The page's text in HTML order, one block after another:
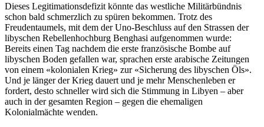
Dieses Legitimationsdefizit könnte das westliche Militärbündnis
schon bald schmerzlich zu spüren bekommen. Trotz des
Freudentaumels, mit dem der Uno-Beschluss auf den Strassen der
libyschen Rebellenhochburg Benghasi aufgenommen wurde:
Bereits einen Tag nachdem die erste französische Bombe auf
libyschen Boden gefallen war, sprachen erste arabische Zeitungen
von einem «kolonialen Krieg» zur «Sicherung des libyschen Öls».
Und je länger der Krieg dauert und je mehr Menschenleben er
fordert, desto schneller wird sich die Stimmung in Libyen – aber
auch in der gesamten Region – gegen die ehemaligen
Kolonialmächte wenden.